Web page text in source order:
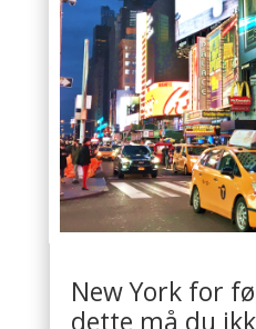
New York for
dette må du